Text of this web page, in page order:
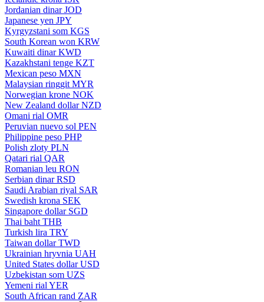
Jordanian dinar JOD
Japanese yen JPY
Kyrgyzstani som KGS
South Korean won KRW
Kuwaiti dinar KWD
Kazakhstani tenge KZT
Mexican peso MXN
Malaysian ringgit MYR
Norwegian krone NOK
New Zealand dollar NZD
Omani rial OMR
Peruvian nuevo sol PEN
Philippine peso PHP
Polish zloty PLN
Qatari rial QAR
Romanian leu RON
Serbian dinar RSD
Saudi Arabian riyal SAR
Swedish krona SEK
Singapore dollar SGD
Thai baht THB
Turkish lira TRY
Taiwan dollar TWD
Ukrainian hryvnia UAH
United States dollar USD
Uzbekistan som UZS
Yemeni rial YER
South African rand ZAR